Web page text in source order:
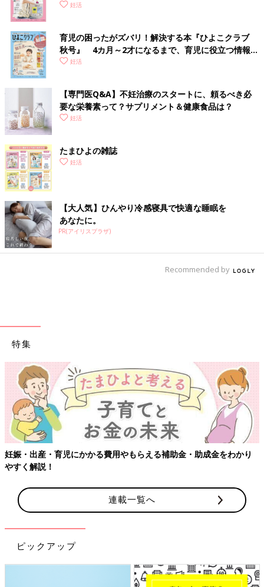
妊活
育児の困ったがズバリ！解決する本『ひよこクラブ
秋号』 4カ月～2才になるまで、育児に役立つ情報が
いっぱい！
妊活
【専門医Q&A】不妊治療のスタートに、頼るべき必
要な栄養素って？サプリメント＆健康食品は？
妊活
たまひよの雑誌
妊活
【大人気】ひんやり冷感寝具で快適な睡眠を
あなたに。
PR(アイリスプラザ)
Recommended by
特集
【ワクチン接種できるものも】妊婦の感染症対策、知っておいて！
連載一覧へ
ピックアップ